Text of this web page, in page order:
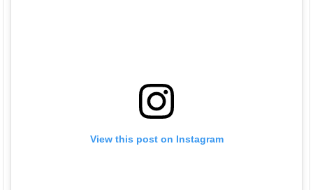
View this post on Instagram